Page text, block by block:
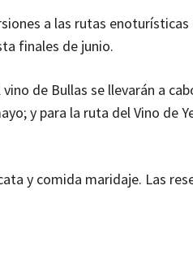
a las rutas enoturísticas
finales de junio.
de Bullas se llevarán a
y para la ruta del Vino de
y comida maridaje. Las